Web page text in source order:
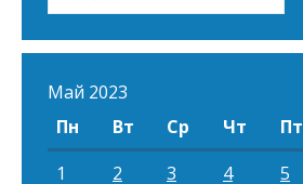
Май 2023
Пн
Вт Ср Чт Пт
1
2 3 4 5